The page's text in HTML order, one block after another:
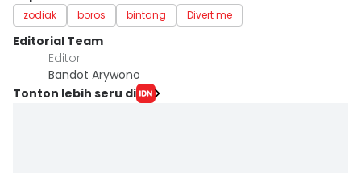
zodiak boros bintang Divert me
Editorial Team
Editor
Bandot Arywono
Tonton lebih seru di